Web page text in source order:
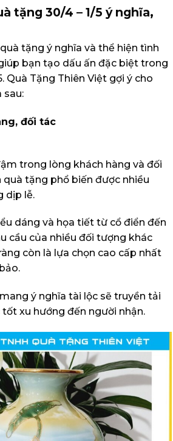
tặng 30/4 – 1/5 ý nghĩa,
tặng ý nghĩa và thể hiện tình
bạn tạo dấu ấn đặc biệt trong
Quà Tặng Thiên Việt gợi ý cho
sau:
đối tác
trong lòng khách hàng và đối
tặng phổ biến được nhiều
dịp lễ.
dáng và họa tiết từ cổ điển đến
cầu của nhiều đối tượng khác
còn là lựa chọn cao cấp nhất
ý nghĩa tài lộc sẽ truyền tải
xu hướng đến người nhận.